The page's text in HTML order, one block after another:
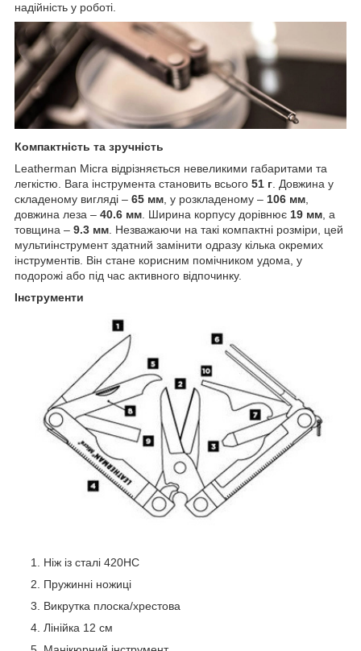
надійність у роботі.
Компактність та зручність
Leatherman Micra відрізняється невеликими габаритами та
легкістю. Вага інструмента становить всього 51 г . Довжина у
складеному вигляді – 65 мм , у розкладеному – 106 мм
довжина леза – 40.6 мм . Ширина корпусу дорівнює 19 мм , а
товщина – 9.3 мм . Незважаючи на такі компактні розміри, цей
мультиінструмент здатний замінити одразу кілька окремих
інструментів. Він стане корисним помічником удома, у
подорожі або під час активного відпочинку.
Інструменти
Ніж із сталі 420HC
Пружинні ножиці
Викрутка плоска/хрестова
Лінійка 12 см